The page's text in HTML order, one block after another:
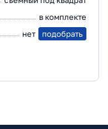
в комплекте
нет подобрать